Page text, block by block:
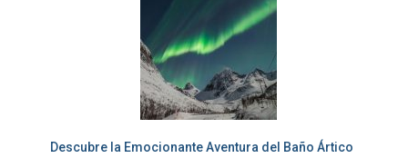
Descubre la Emocionante Aventura del Baño Ártico